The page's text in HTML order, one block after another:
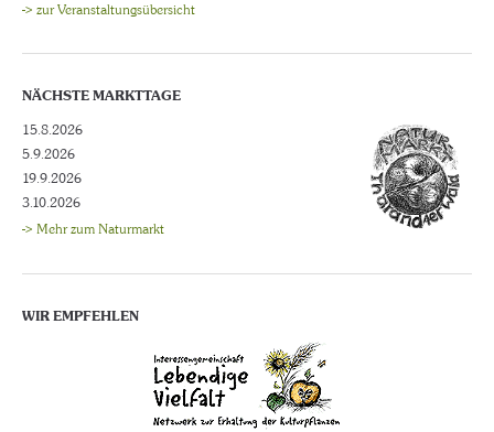
-> zur Veranstaltungsübersicht
NÄCHSTE MARKTTAGE
15.8.2026
5.9.2026
19.9.2026
3.10.2026
-> Mehr zum Naturmarkt
WIR EMPFEHLEN